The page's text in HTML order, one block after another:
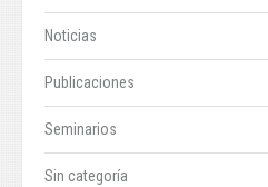
Noticias
Publicaciones
Seminarios
Sin categoría